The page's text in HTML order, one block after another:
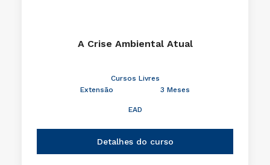
A Crise Ambiental Atual
Cursos Livres
Extensão
3 Meses
EAD
Detalhes do curso